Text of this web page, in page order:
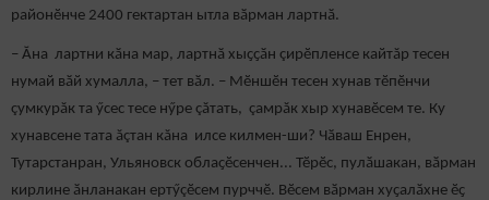
районӗнче 2400 гектартан ытла вӑрман лартнӑ.
– Ӑна лартни кӑна мар, лартнӑ хыҫҫӑн çирӗпленсе кайтăр тесен
нумай вӑй хумалла, – тет вӑл. – Мӗншӗн тесен хунав тӗпӗнчи
çумкурăк та ӳсес тесе нӳре çăтать, çамрăк хыр хунавӗсем те. Ку
хунавсене тата ăçтан кăна илсе килмен-ши? Чӑваш Енрен,
Тутарстанран, Ульяновск облаҫӗсенчен... Тӗрӗс, пулӑшакан, вӑрман
кирлине ӑнланакан ертӳçӗсем пурччӗ. Вӗсем вӑрман хуҫалӑхне ӗҫ